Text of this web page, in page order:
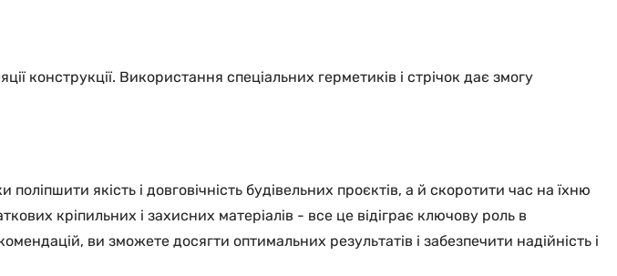
конструкції. Використання спеціальних герметиків і стрічок дає змогу
якість і довговічність будівельних проєктів, а й скоротити час на їхню
кріпильних і захисних матеріалів - все це відіграє ключову роль в
ви зможете досягти оптимальних результатів і забезпечити надійність і